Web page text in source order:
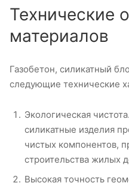
Технические
материалов
Газобетон, силикатный
следующие технические
Экологическая
силикатные изделия
чистых компонентов,
строительства жилых
Высокая точность